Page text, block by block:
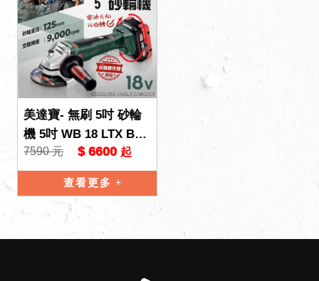
美達寶- 無刷 5吋 砂輪
機 5吋 WB 18 LTX BL
125 Quick 德國製 18V
7590 元 $ 6600 起
查看更多